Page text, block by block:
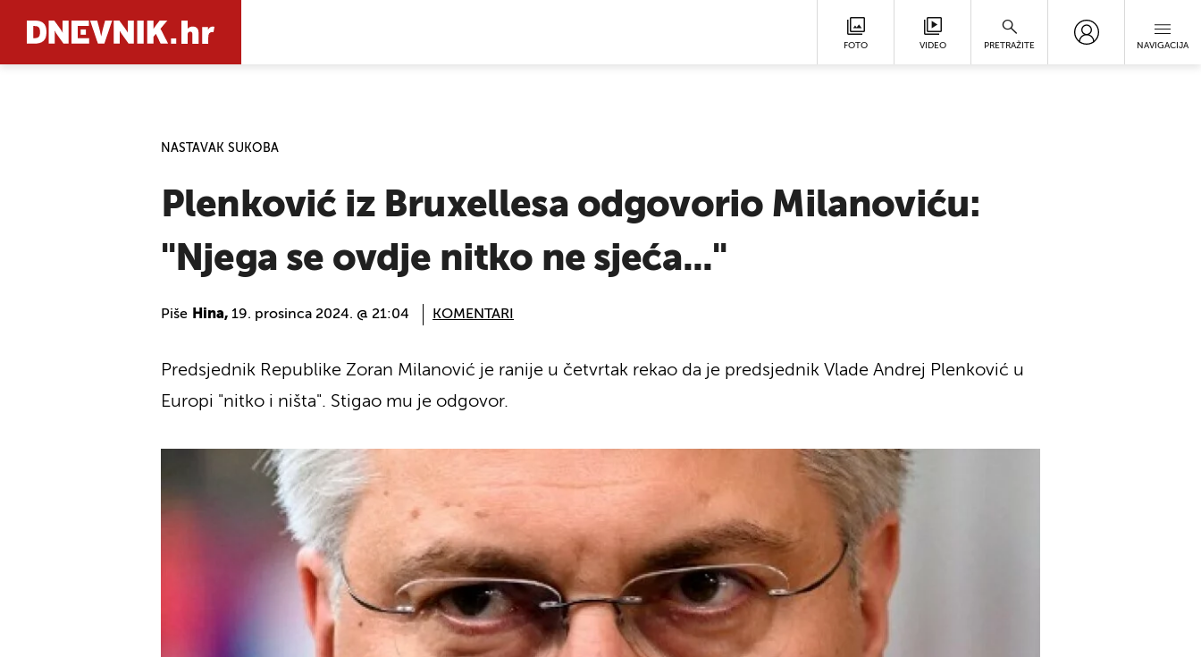
FOTO VIDEO PRETRAŽITE NAVIGACIJA
NASTAVAK SUKOBA
Plenković iz Bruxellesa odgovorio Milanoviću:
"Njega se ovdje nitko ne sjeća..."
Piše Hina, 19. prosinca 2024. @ 21:04 KOMENTARI
Predsjednik Republike Zoran Milanović je ranije u četvrtak rekao da je predsjednik Vlade Andrej Plenković u
Europi "nitko i ništa". Stigao mu je odgovor.